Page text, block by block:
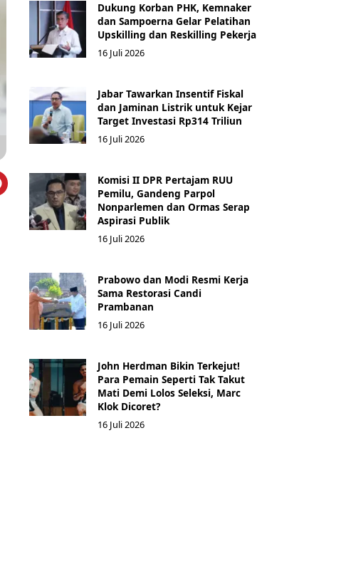
Dukung Korban PHK, Kemnaker
dan Sampoerna Gelar Pelatihan
Upskilling dan Reskilling Pekerja
16 Juli 2026
Jabar Tawarkan Insentif Fiskal
dan Jaminan Listrik untuk Kejar
Target Investasi Rp314 Triliun
16 Juli 2026
Komisi II DPR Pertajam RUU
Pemilu, Gandeng Parpol
Nonparlemen dan Ormas Serap
Aspirasi Publik
16 Juli 2026
Prabowo dan Modi Resmi Kerja
Sama Restorasi Candi
Prambanan
16 Juli 2026
John Herdman Bikin Terkejut!
Para Pemain Seperti Tak Takut
Mati Demi Lolos Seleksi, Marc
Klok Dicoret?
16 Juli 2026